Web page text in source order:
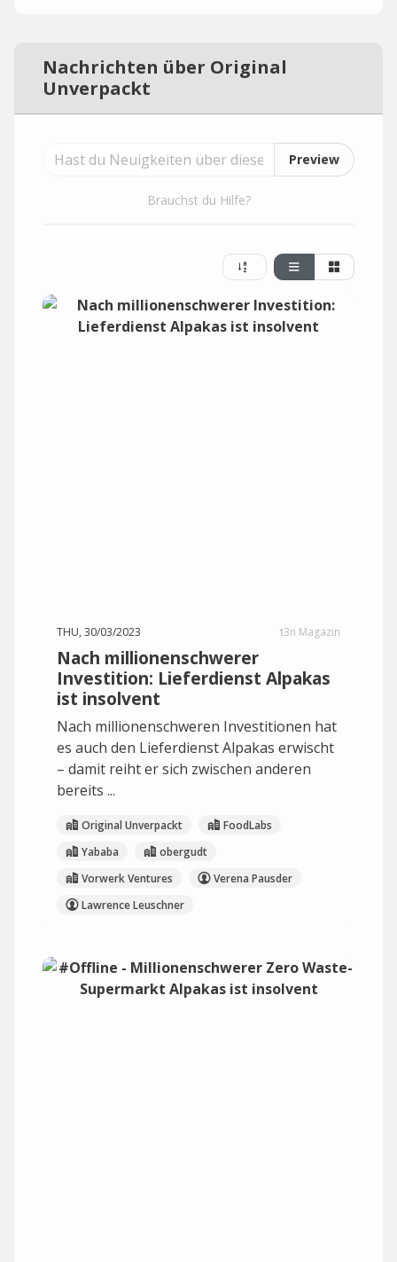
Nachrichten über Original
Unverpackt
Preview
Brauchst du Hilfe?
THU, 30/03/2023 t3n Magazin
Nach millionenschwerer
Investition: Lieferdienst Alpakas
ist insolvent
Nach millionenschweren Investitionen hat
es auch den Lieferdienst Alpakas erwischt
– damit reiht er sich zwischen anderen
bereits ...
Original Unverpackt
FoodLabs
Yababa
obergudt
Vorwerk Ventures
Verena Pausder
Lawrence Leuschner